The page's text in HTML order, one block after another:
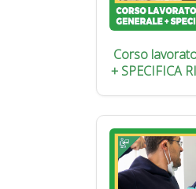
Corso
+ SPECIFICA